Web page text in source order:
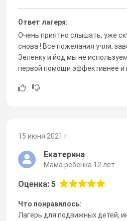
Ответ лагеря:
Очень приятно слышать, уже
снова ! Все пожелания учли,
Зеленку и йод мы не
первой помощи эффективнее и
15 июня 2021 г.
Екатерина
Мама ребенка 12 лет
Оценка: 5
Что понравилось:
Лагерь для подвижных детей,